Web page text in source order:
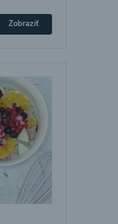
Zobraziť